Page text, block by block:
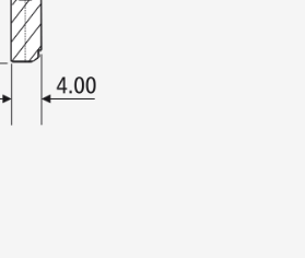
PARA PINÇA ER-20 -